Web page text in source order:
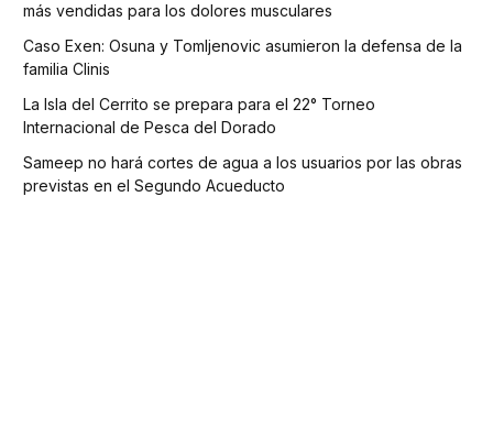
más vendidas para los dolores musculares
Caso Exen: Osuna y Tomljenovic asumieron la defensa de la
familia Clinis
La Isla del Cerrito se prepara para el 22° Torneo
Internacional de Pesca del Dorado
Sameep no hará cortes de agua a los usuarios por las obras
previstas en el Segundo Acueducto